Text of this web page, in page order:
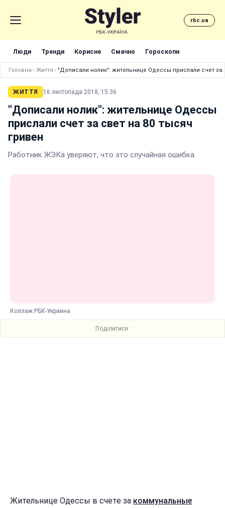
rbc.ua
Люди Тренди Корисне Смачно Гороскопи
Головна › Життя › "Дописали нолик": жительнице Одессы прислали счет за
ЖИТТЯ 16 листопада 2018, 15:36
"Дописали нолик": жительнице Одессы
прислали счет за свет на 80 тысяч
гривен
Работник ЖЭКа уверяют, что это случайная ошибка
Коллаж РБК-Украина
Поділитися:
Жительнице Одессы в счете за коммунальные